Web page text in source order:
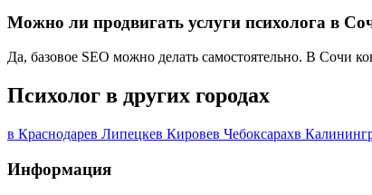
Можно ли продвигать услуги психолога в
Да, базовое SEO можно делать самостоятельно. В Сочи
Психолог в других городах
в Краснодарев Липецкев Кировев Чебоксарахв
Информация